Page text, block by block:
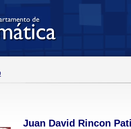
Juan David Rincon